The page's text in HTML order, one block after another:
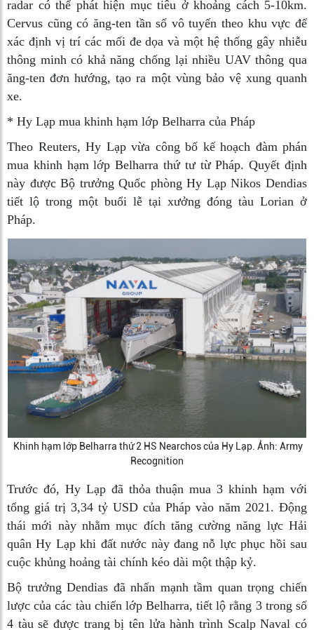
radar có thể phát hiện mục tiêu ở khoảng cách 5-10km.
Cervus cũng có ăng-ten tần số vô tuyến theo khu vực để
xác định vị trí các mối đe dọa và một hệ thống gây nhiễu
thông minh có khả năng chống lại nhiều UAV thông qua
ăng-ten đơn hướng, tạo ra một vùng bảo vệ xung quanh
xe.
* Hy Lạp mua khinh hạm lớp Belharra của Pháp
Theo Reuters, Hy Lạp vừa công bố kế hoạch đàm phán
mua khinh hạm lớp Belharra thứ tư từ Pháp. Quyết định
này được Bộ trưởng Quốc phòng Hy Lạp Nikos Dendias
tiết lộ trong một buổi lễ tại xưởng đóng tàu Lorian ở
Pháp.
Khinh hạm lớp Belharra thứ 2 HS Nearchos của Hy Lạp. Ảnh: Army
Recognition
Trước đó, Hy Lạp đã thỏa thuận mua 3 khinh hạm với
tổng giá trị 3,34 tỷ USD của Pháp vào năm 2021. Động
thái mới này nhằm mục đích tăng cường năng lực Hải
quân Hy Lạp khi đất nước này đang nỗ lực phục hồi sau
cuộc khủng hoảng tài chính kéo dài một thập kỷ.
Bộ trưởng Dendias đã nhấn mạnh tầm quan trọng chiến
lược của các tàu chiến lớp Belharra, tiết lộ rằng 3 trong số
4 tàu sẽ được trang bị tên lửa hành trình Scalp Naval có